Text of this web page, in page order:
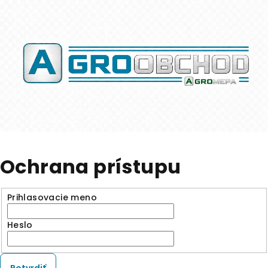
Ochrana prístupu
Prihlasovacie meno
Heslo